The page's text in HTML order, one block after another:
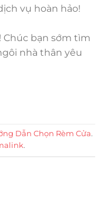
vụ hoàn hảo!
Chúc bạn sớm tìm
nhà thân yêu
Dẫn Chọn Rèm Cửa.
.